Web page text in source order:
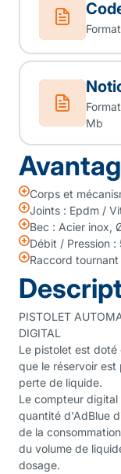
Mb
Corps et
Joints : Epdm /
Bec : Acier inox,
Débit / Pression
Raccord
PISTOLET
DIGITAL
Le pistolet est
que le réservoir
perte de liquide.
Le compteur
quantité d'AdBlue
de la
du volume de
dosage.